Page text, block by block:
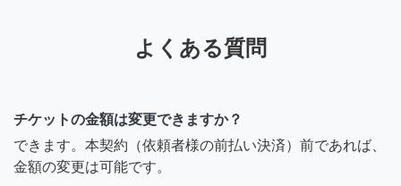
よくある質問
チケットの金額は変更できますか？
できます。本契約（依頼者様の前払い決済）前であれば、
金額の変更は可能です。